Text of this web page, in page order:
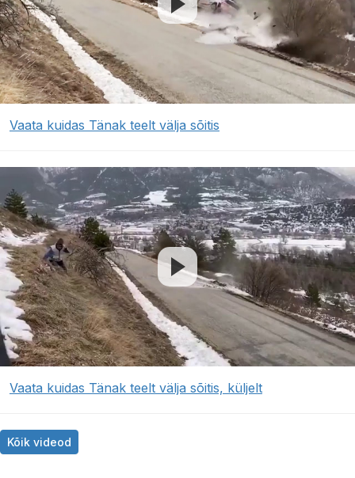
Vaata kuidas Tänak teelt välja sõitis
Vaata kuidas Tänak teelt välja sõitis, küljelt
Kõik videod